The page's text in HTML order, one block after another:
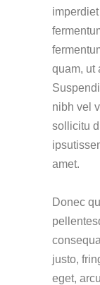
quam, ut
nibh vel
sollicitu
amet.
Donec
justo,
eget,